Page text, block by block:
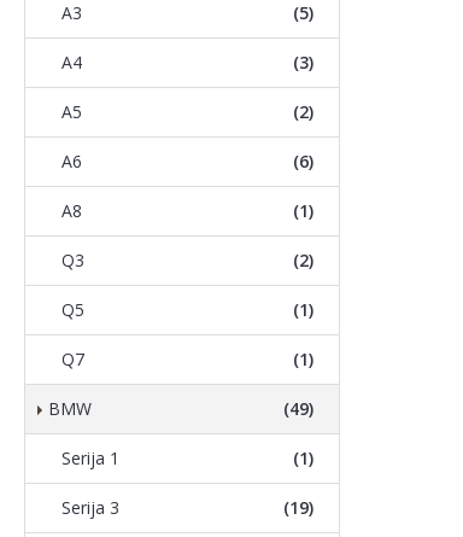
A3 (5)
A4 (3)
A5 (2)
A6 (6)
A8 (1)
Q3 (2)
Q5 (1)
Q7 (1)
BMW (49)
Serija 1 (1)
Serija 3 (19)